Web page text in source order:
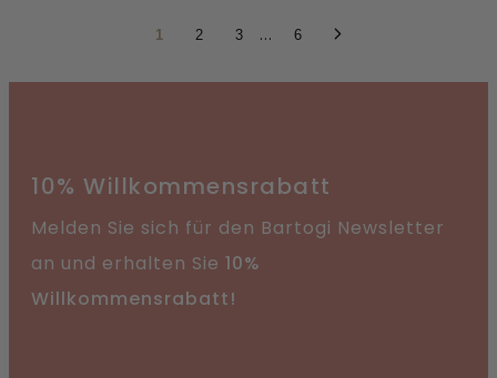
1 2 3 ... 6
10% Willkommensrabatt
Melden Sie sich für den Bartogi Newsletter
an und erhalten Sie 10%
Willkommensrabatt!